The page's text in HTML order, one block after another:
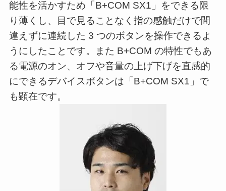
能性を活かすため「B+COM SX1」をできる限
り薄くし、目で見ることなく指の感触だけで間
違えずに連続した 3 つのボタンを操作できるよ
うにしたことです。また B+COM の特性でもあ
る電源のオン、オフや音量の上げ下げを直感的
にできるデバイスボタンは「B+COM SX1」で
も顕在です。